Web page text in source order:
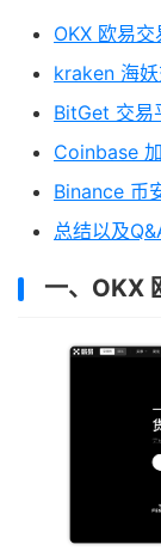
OKX 欧易交
kraken 海
BitGet 交易
Coinbase
Binance 币
总结以及
一、OKX